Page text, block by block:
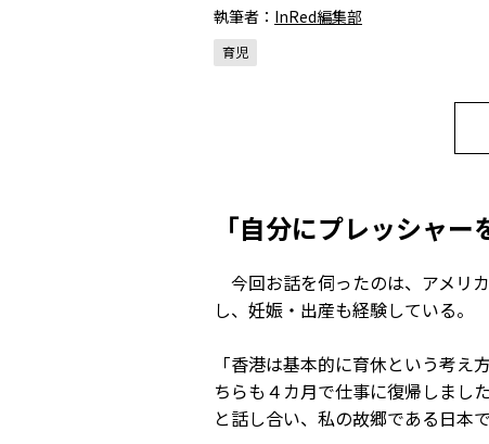
執筆者： InRed編集部
育児
「自分にプレッシャ
今回お話を伺ったのは、アメリ
し、妊娠・出産も経験している。
「香港は基本的に育休という考
ちらも４カ月で仕事に復帰しまし
と話し合い、私の故郷である日本